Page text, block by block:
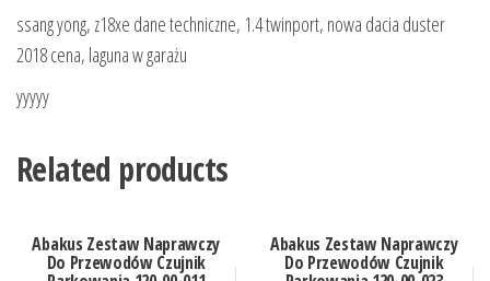
ssang yong, z18xe dane techniczne, 1.4 twinport, nowa dacia duster
2018 cena, laguna w garażu
yyyyy
Related products
Abakus Zestaw Naprawczy
Do Przewodów Czujnik
Abakus Zestaw Naprawczy
Do Przewodów Czujnik